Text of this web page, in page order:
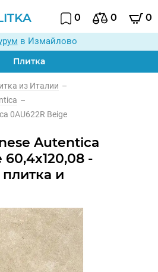
0 0 0
в Измайлово
Плитка
из Италии –
–
0AU622R Beige
Autentica
60,4x120,08 -
и